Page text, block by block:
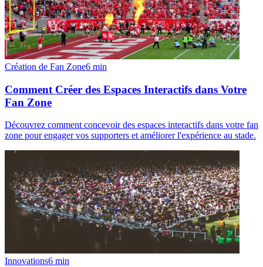
Création de Fan Zone6 min
Comment Créer des Espaces Interactifs dans Votre
Fan Zone
Découvrez comment concevoir des espaces interactifs dans votre fan
zone pour engager vos supporters et améliorer l'expérience au stade.
Innovations6 min